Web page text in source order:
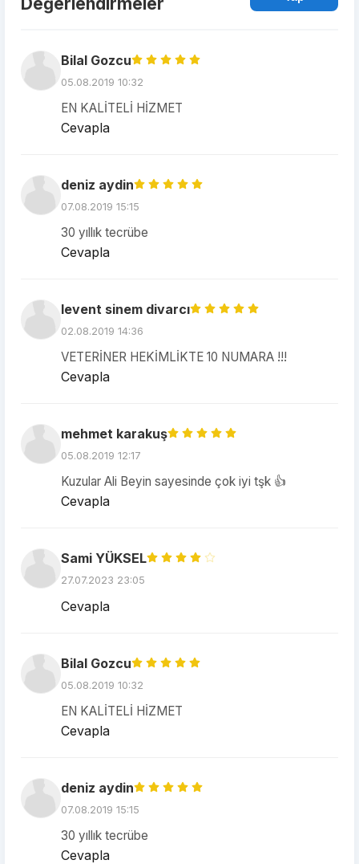
Bilal Gozcu
05.08.2019 10:32
EN KALİTELİ HİZMET
Cevapla
deniz aydin
07.08.2019 15:15
30 yıllık tecrübe
Cevapla
levent sinem divarcı
02.08.2019 14:36
VETERİNER HEKİMLİKTE 10 NUMARA !!!
Cevapla
mehmet karakuş
05.08.2019 12:17
Kuzular Ali Beyin sayesinde çok iyi tşk 👍
Cevapla
Sami YÜKSEL
27.07.2023 23:05
Cevapla
Bilal Gozcu
05.08.2019 10:32
EN KALİTELİ HİZMET
Cevapla
deniz aydin
07.08.2019 15:15
30 yıllık tecrübe
Cevapla